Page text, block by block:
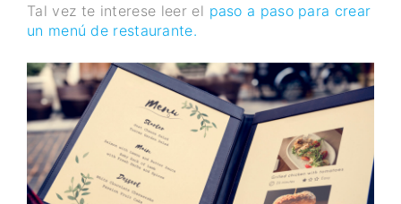
Tal vez te interese leer el paso a paso para crear
un menú de restaurante.